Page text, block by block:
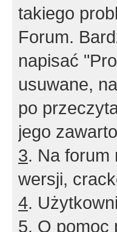
takiego
Forum.
napisać
usuwane,
po
jego
3. Na forum
wersji,
4.
5. O pomoc